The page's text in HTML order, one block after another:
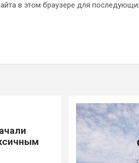
в этом браузере для